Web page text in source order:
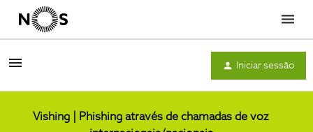
Menu
Iniciar sessão
Vishing | Phishing através de chamadas de voz